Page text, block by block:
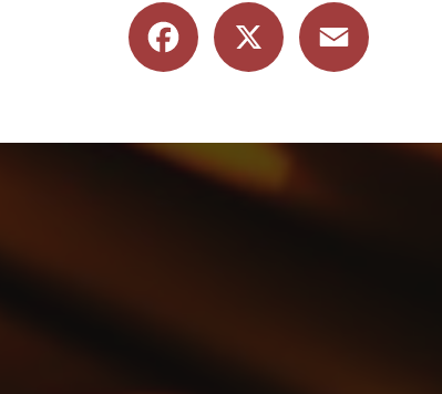
Facebook